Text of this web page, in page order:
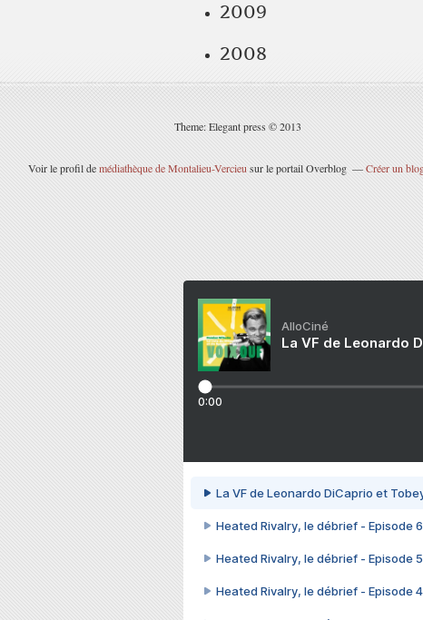
2009
2008
Theme: Elegant press © 2013
Voir le profil demédiathèque de Montalieu-Vercieu sur le portail Overblog Créer un
AlloCiné
La VF de Leonardo
0:00
La VF de Leonardo DiCaprio et
Heated Rivalry, le débrief - Episode 6
Heated Rivalry, le débrief - Episode 5
Heated Rivalry, le débrief - Episode 4